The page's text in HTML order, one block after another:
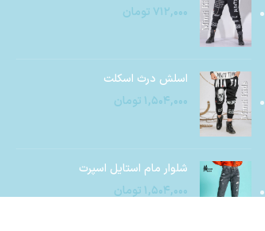
۷۱۲,۰۰۰ تومان
اسلش درث اسکلت
۱,۵۰۴,۰۰۰ تومان
شلوار مام استایل اسپرت
۱,۵۰۴,۰۰۰ تومان